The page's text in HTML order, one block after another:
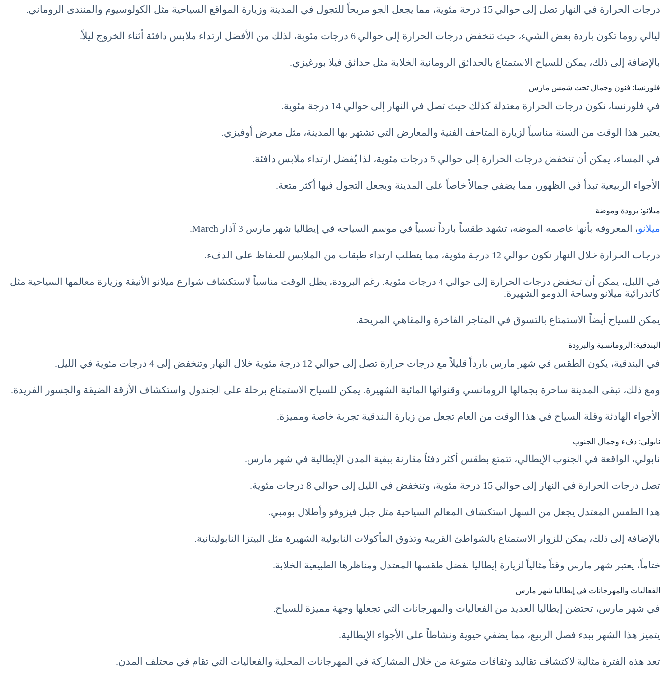
درجات الحرارة في النهار تصل إلى حوالي 15 درجة مئوية، مما يجعل الجو مريحاً للتجول في المدينة وزيارة المواقع السياحية مثل الكولوسيوم والمنتدى الروماني.
ليالي روما تكون باردة بعض الشيء، حيث تنخفض درجات الحرارة إلى حوالي 6 درجات مئوية، لذلك من الأفضل ارتداء ملابس دافئة أثناء الخروج ليلاً.
بالإضافة إلى ذلك، يمكن للسياح الاستمتاع بالحدائق الرومانية الخلابة مثل حدائق فيلا بورغيزي.
فلورنسا: فنون وجمال تحت شمس مارس
في فلورنسا، تكون درجات الحرارة معتدلة كذلك حيث تصل في النهار إلى حوالي 14 درجة مئوية.
يعتبر هذا الوقت من السنة مناسباً لزيارة المتاحف الفنية والمعارض التي تشتهر بها المدينة، مثل معرض أوفيزي.
في المساء، يمكن أن تنخفض درجات الحرارة إلى حوالي 5 درجات مئوية، لذا يُفضل ارتداء ملابس دافئة.
الأجواء الربيعية تبدأ في الظهور، مما يضفي جمالاً خاصاً على المدينة ويجعل التجول فيها أكثر متعة.
ميلانو: برودة وموضة
ميلانو، المعروفة بأنها عاصمة الموضة، تشهد طقساً بارداً نسبياً في موسم السياحة في إيطاليا شهر مارس 3 آذار March.
درجات الحرارة خلال النهار تكون حوالي 12 درجة مئوية، مما يتطلب ارتداء طبقات من الملابس للحفاظ على الدفء.
في الليل، يمكن أن تنخفض درجات الحرارة إلى حوالي 4 درجات مئوية. رغم البرودة، يظل الوقت مناسباً لاستكشاف شوارع ميلانو الأنيقة وزيارة معالمها السياحية مثل
كاتدرائية ميلانو وساحة الدومو الشهيرة.
يمكن للسياح أيضاً الاستمتاع بالتسوق في المتاجر الفاخرة والمقاهي المريحة.
البندقية: الرومانسية والبرودة
في البندقية، يكون الطقس في شهر مارس بارداً قليلاً مع درجات حرارة تصل إلى حوالي 12 درجة مئوية خلال النهار وتنخفض إلى 4 درجات مئوية في الليل.
ومع ذلك، تبقى المدينة ساحرة بجمالها الرومانسي وقنواتها المائية الشهيرة. يمكن للسياح الاستمتاع برحلة على الجندول واستكشاف الأزقة الضيقة والجسور الفريدة.
الأجواء الهادئة وقلة السياح في هذا الوقت من العام تجعل من زيارة البندقية تجربة خاصة ومميزة.
نابولي: دفء وجمال الجنوب
نابولي، الواقعة في الجنوب الإيطالي، تتمتع بطقس أكثر دفئاً مقارنة ببقية المدن الإيطالية في شهر مارس.
تصل درجات الحرارة في النهار إلى حوالي 15 درجة مئوية، وتنخفض في الليل إلى حوالي 8 درجات مئوية.
هذا الطقس المعتدل يجعل من السهل استكشاف المعالم السياحية مثل جبل فيزوفو وأطلال بومبي.
بالإضافة إلى ذلك، يمكن للزوار الاستمتاع بالشواطئ القريبة وتذوق المأكولات النابولية الشهيرة مثل البيتزا النابوليتانية.
ختاماً، يعتبر شهر مارس وقتاً مثالياً لزيارة إيطاليا بفضل طقسها المعتدل ومناظرها الطبيعية الخلابة.
الفعاليات والمهرجانات في إيطاليا شهر مارس
في شهر مارس، تحتضن إيطاليا العديد من الفعاليات والمهرجانات التي تجعلها وجهة مميزة للسياح.
يتميز هذا الشهر ببدء فصل الربيع، مما يضفي حيوية ونشاطاً على الأجواء الإيطالية.
تعد هذه الفترة مثالية لاكتشاف تقاليد وثقافات متنوعة من خلال المشاركة في المهرجانات المحلية والفعاليات التي تقام في مختلف المدن.